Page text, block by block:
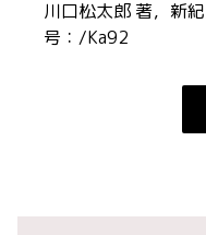
川口松太郎 著，新
号：/Ka92